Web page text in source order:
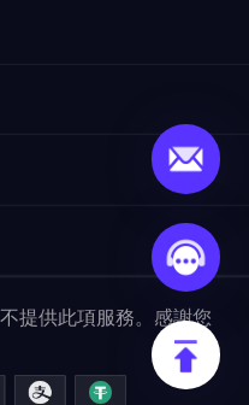
提供此項服務。感謝您